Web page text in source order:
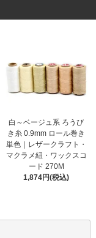
白～ベージュ系 ろうび
き糸 0.9mm ロール巻き
単色｜レザークラフト・
マクラメ紐・ワックスコ
ード 270M
1,874円(税込)